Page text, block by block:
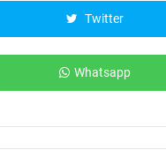
Twitter
Whatsapp